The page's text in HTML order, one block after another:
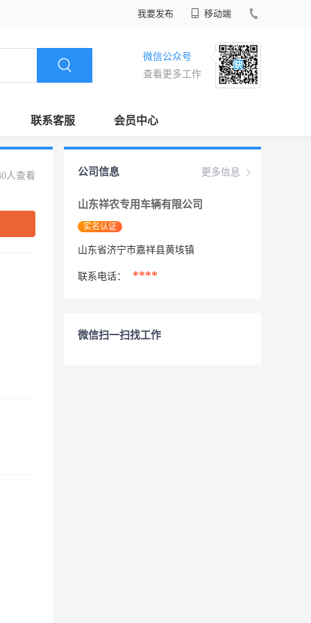
我要发布 移动端
微信公众号
查看更多工作
联系客服 会员中心
人查看 更多信息
公司信息
山东祥农专用车辆有限公司
实名认证
山东省济宁市嘉祥县黄垓镇
联系电话： ****
微信扫一扫找工作